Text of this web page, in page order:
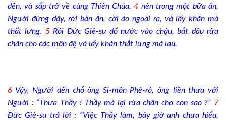
đến, và sắp trở về cùng Thiên Chúa,4 nên trong một bữa ăn,
Người đứng dậy, rời bàn ăn, cởi áo ngoài ra, và lấy khăn mà
thắt lưng. 5Rồi Đức Giê-su đổ nước vào chậu, bắt đầu rửa
chân cho các môn đệ và lấy khăn thắt lưng mà lau.
6 Vậy, Người đến chỗ ông Si-môn Phê-rô, ông liền thưa với
Người : “Thưa Thầy ! Thầy mà lại rửa chân cho con sao ?” 7
Đức Giê-su trả lời : “Việc Thầy làm, bây giờ anh chưa hiểu,